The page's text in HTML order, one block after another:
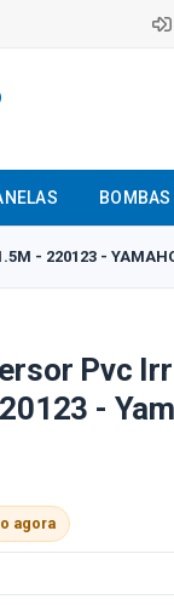
- 220123 -
Pvc
-
agora